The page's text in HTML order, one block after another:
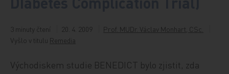
3 minuty čtení 20. 4. 2009
Prof. MUDr. Václav Monhart, CSc.
Vyšlo v titulu Remedia
Východiskem studie BENEDICT bylo zjistit, zda